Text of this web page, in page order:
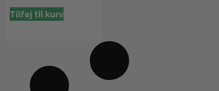
Tilføj til kurv